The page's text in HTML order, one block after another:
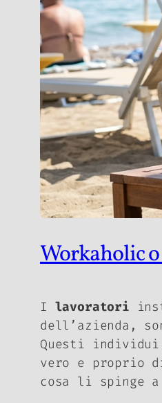
Workaholic
I lavoratori
dell’azienda,
Questi
vero e proprio
cosa li spinge a